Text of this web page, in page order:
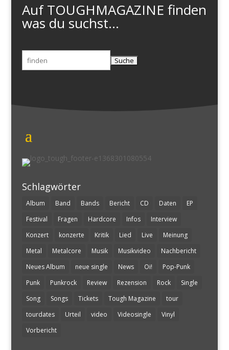
Auf TOUGHMAGAZINE finden
was du suchst...
Suchen
nach:
Schlagwörter
Album Band Bands Bericht CD Daten
EP
Festival
Fragen Hardcore Infos
Interview
Konzert
konzerte Kritik Lied Live
Meinung
Metal
Metalcore Musik Musikvideo
Nachbericht
Neues Album
neue single News Oi!
Pop-Punk
Punk
Punkrock Review Rezension Rock
Single
Song
Songs Tickets Tough Magazine
tour
tourdates
Urteil video Videosingle
Vinyl
Vorbericht